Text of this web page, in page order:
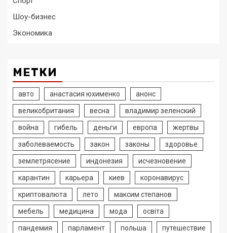
Шоу-бизнес
Экономика
МЕТКИ
авто анастасия юхименко анонс
великобритания весна владимир зеленский
война гибель деньги европа жертвы
заболеваемость закон законы здоровье
землетрясение индонезия исчезновение
карантин карьера киев коронавирус
криптовалюта лето максим степанов
мебель медицина мода освіта
пандемия парламент польша путешествие